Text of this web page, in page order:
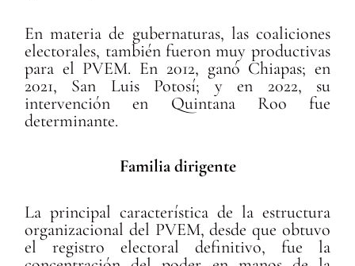
En materia de gubernaturas, las coaliciones
electorales, también fueron muy productivas
para el PVEM. En 2012, ganó Chiapas; en
2021, San Luis Potosí; y en 2022, su
intervención en Quintana Roo fue
determinante.
Familia dirigente
La principal característica de la estructura
organizacional del PVEM, desde que obtuvo
el registro electoral definitivo, fue la